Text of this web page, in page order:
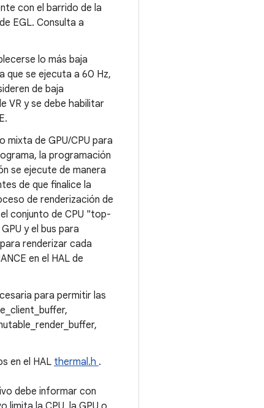
con el barrido de la
EGL. Consulta a
lo más baja
que se ejecuta a 60 Hz,
de baja
VR y se debe habilitar
mixta de GPU/CPU para
la programación
se ejecute de manera
de que finalice la
de renderización de
conjunto de CPU "top-
y el bus para
renderizar cada
en el HAL de
para permitir las
en el HAL thermal.h .
debe informar con